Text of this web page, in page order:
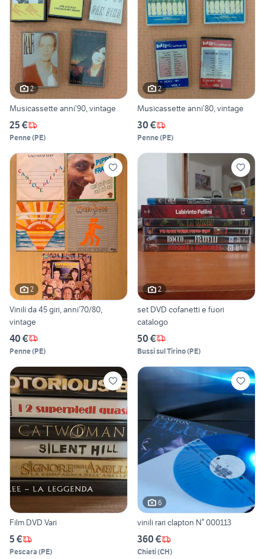
2
Musicassette anni’90, vintage
25 €
Penne(PE)
2
Musicassette anni’80, vintage
30 €
Penne(PE)
2
Vinili da 45 giri, anni’70/80,
vintage
40 €
Penne(PE)
2
set DVD cofanetti e fuori
catalogo
50 €
Bussi sul Tirino(PE)
Film DVD Vari
5 €
Pescara (PE)
6
vinili rari clapton N° 000113
360 €
Chieti(CH)